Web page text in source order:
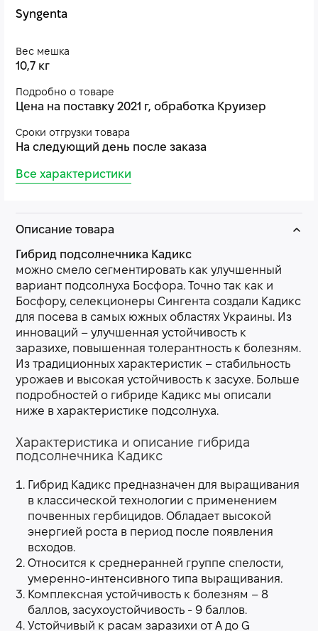
Syngenta
Вес мешка
10,7 кг
Подробно о товаре
Цена на поставку 2021 г, обработка Круизер
Сроки отгрузки товара
На следующий день после заказа
Все характеристики
Описание товара
Гибрид подсолнечника Кадикс
можно смело сегментировать как улучшенный
вариант подсолнуха Босфора. Точно так как и
Босфору, селекционеры Сингента создали Кадикс
для посева в самых южных областях Украины. Из
инноваций – улучшенная устойчивость к
заразихе, повышенная толерантность к болезням.
Из традиционных характеристик – стабильность
урожаев и высокая устойчивость к засухе. Больше
подробностей о гибриде Кадикс мы описали
ниже в характеристике подсолнуха.
Характеристика и описание гибрида
подсолнечника Кадикс
Гибрид Кадикс предназначен для выращивания
в классической технологии с применением
почвенных гербицидов. Обладает высокой
энергией роста в период после появления
всходов.
Относится к среднеранней группе спелости,
умеренно-интенсивного типа выращивания.
Комплексная устойчивость к болезням – 8
баллов, засухоустойчивость - 9 баллов.
Устойчивый к расам заразихи от А до G